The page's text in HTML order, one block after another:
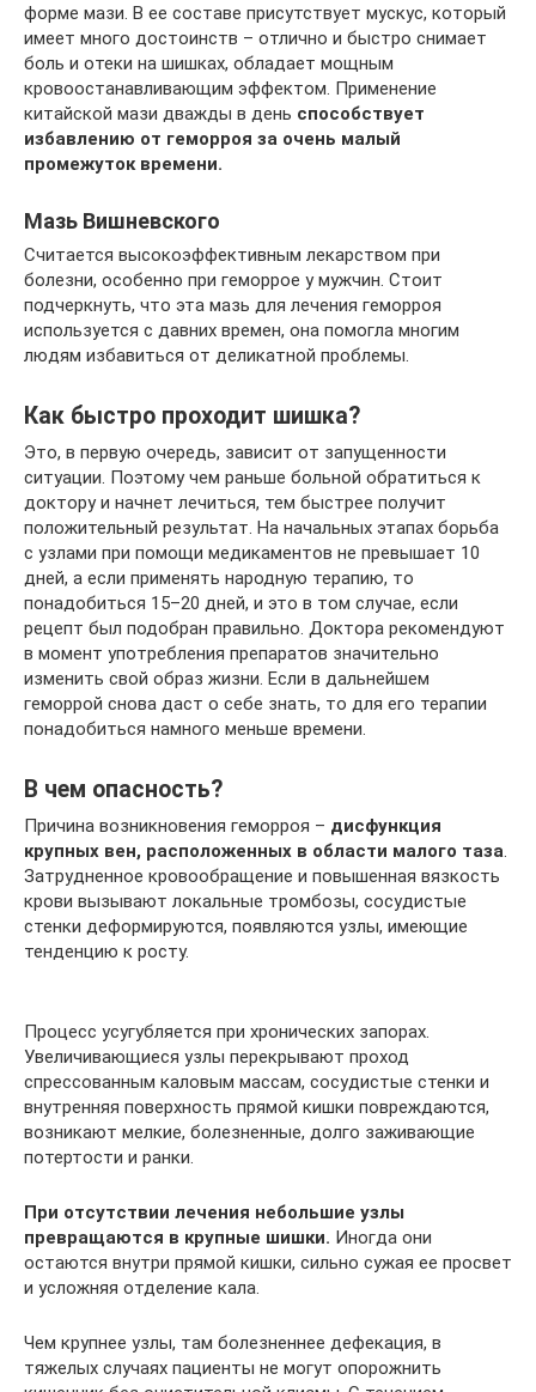
форме мази. В ее составе присутствует мускус, который
имеет много достоинств – отлично и быстро снимает
боль и отеки на шишках, обладает мощным
кровоостанавливающим эффектом. Применение
китайской мази дважды в день способствует
избавлению от геморроя за очень малый
промежуток времени.
Мазь Вишневского
Считается высокоэффективным лекарством при
болезни, особенно при геморрое у мужчин. Стоит
подчеркнуть, что эта мазь для лечения геморроя
используется с давних времен, она помогла многим
людям избавиться от деликатной проблемы.
Как быстро проходит шишка?
Это, в первую очередь, зависит от запущенности
ситуации. Поэтому чем раньше больной обратиться к
доктору и начнет лечиться, тем быстрее получит
положительный результат. На начальных этапах борьба
с узлами при помощи медикаментов не превышает 10
дней, а если применять народную терапию, то
понадобиться 15–20 дней, и это в том случае, если
рецепт был подобран правильно. Доктора рекомендуют
в момент употребления препаратов значительно
изменить свой образ жизни. Если в дальнейшем
геморрой снова даст о себе знать, то для его терапии
понадобиться намного меньше времени.
В чем опасность?
Причина возникновения геморроя – дисфункция
крупных вен, расположенных в области малого таза
Затрудненное кровообращение и повышенная вязкость
крови вызывают локальные тромбозы, сосудистые
стенки деформируются, появляются узлы, имеющие
тенденцию к росту.
Процесс усугубляется при хронических запорах.
Увеличивающиеся узлы перекрывают проход
спрессованным каловым массам, сосудистые стенки и
внутренняя поверхность прямой кишки повреждаются,
возникают мелкие, болезненные, долго заживающие
потертости и ранки.
При отсутствии лечения небольшие узлы
превращаются в крупные шишки. Иногда они
остаются внутри прямой кишки, сильно сужая ее просвет
и усложняя отделение кала.
Чем крупнее узлы, там болезненнее дефекация, в
тяжелых случаях пациенты не могут опорожнить